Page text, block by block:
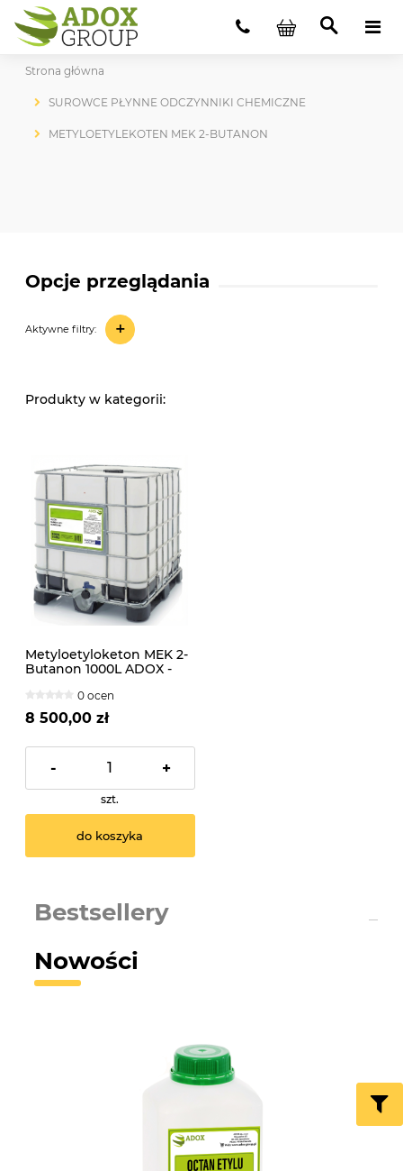
Strona główna
SUROWCE PŁYNNE ODCZYNNIKI CHEMICZNE
METYLOETYLEKOTEN MEK 2-BUTANON
Opcje przeglądania
Aktywne filtry: +
Metyloetyloketon MEK 2-
Butanon 1000L ADOX -
0 ocen
8 500,00 zł
- +
szt.
do koszyka
Nowości
Bestsellery